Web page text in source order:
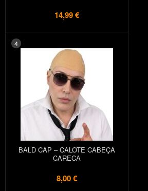
14,99 €
4
BALD CAP – CALOTE CABEÇA
CARECA
8,00 €